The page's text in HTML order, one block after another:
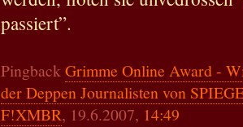
passiert”.
PingbackGrimme Online Award -
der Deppen Journalisten von
F!XMBR, 19.6.2007, 14:49